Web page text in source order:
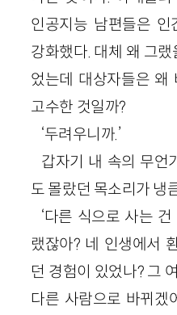
인공지능 남편들은
강화했다. 대체 왜 그
었는데 대상자들은 왜
고수한 것일까?
‘두려우니까.’
갑자기 내 속의 무언
도 몰랐던 목소리가 냉
‘다른 식으로 사는
랬잖아? 네 인생에서
던 경험이 있었나? 그
다른 사람으로 바뀌겠